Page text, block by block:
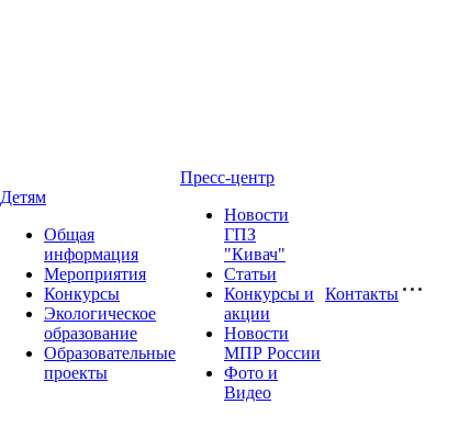
Детям
Общая
информация
Мероприятия
Конкурсы
Экологическое
образование
Образовательные
проекты
Пресс-центр
Новости
ГПЗ
"Кивач"
Статьи
Конкурсы и
акции
Новости
МПР России
Фото и
Видео
Контакты